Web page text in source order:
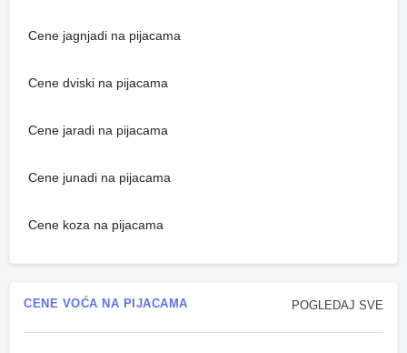
Cene jagnjadi na pijacama
Cene dviski na pijacama
Cene jaradi na pijacama
Cene junadi na pijacama
Cene koza na pijacama
POGLEDAJ SVE
CENE VOĆA NA PIJACAMA